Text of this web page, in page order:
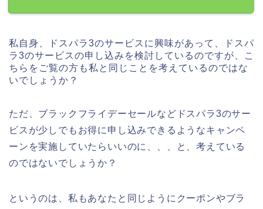
私自身、ドスパラ3のサービスに興味があって、ドスパ
ラ3のサービスの申し込みを検討しているのですが、こ
ちらをご覧の方も私と同じことを考えているのではな
いでしょうか？
ただ、ブラックフライデーセールなどドスパラ3のサー
ビスが少しでもお得に申し込みできるようなキャンペ
ーンを実施していたらいいのに、、、と、考えている
のではないでしょうか？
というのは、私もあなたと同じようにクーポンやブラ